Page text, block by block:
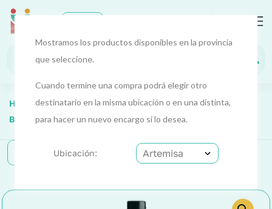
Mostramos los productos disponibles en la provincia
que seleccione.
Cuando termine una compra podrá elegir otro
destinatario en la misma ubicación o en una distinta,
para hacer un nuevo encargo si lo desea.
Ubicación:
Home Alimentos Y Bebidas
Alimentos 4
Bebidas Y Licores
Crema De Licor (Lenda Galega) 70 Cl
Categorías